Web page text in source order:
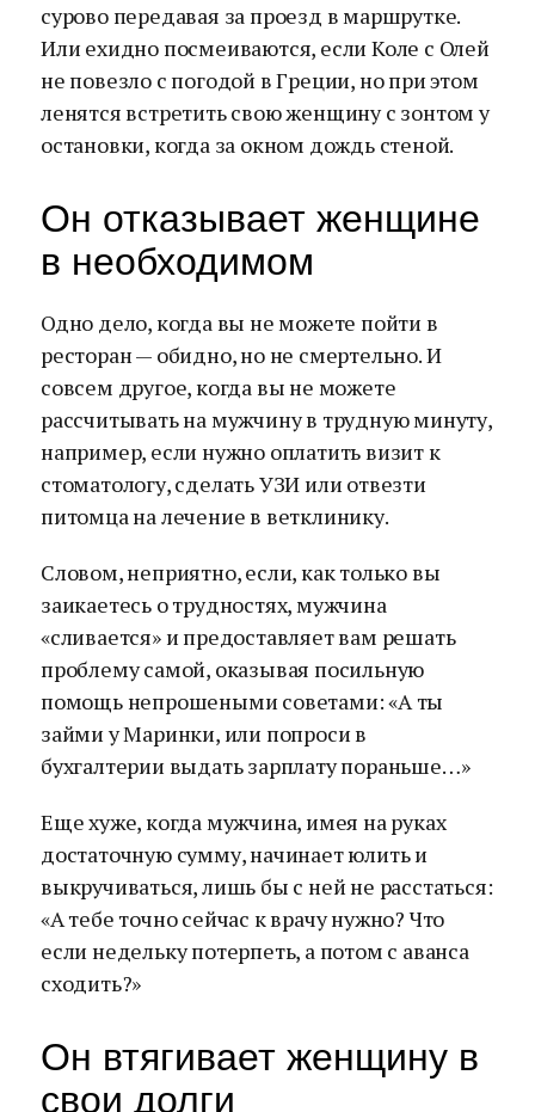
сурово передавая за проезд в маршрутке.
Или ехидно посмеиваются, если Коле с Олей
не повезло с погодой в Греции, но при этом
ленятся встретить свою женщину с зонтом у
остановки, когда за окном дождь стеной.
Он отказывает женщине
в необходимом
Одно дело, когда вы не можете пойти в
ресторан — обидно, но не смертельно. И
совсем другое, когда вы не можете
рассчитывать на мужчину в трудную минуту,
например, если нужно оплатить визит к
стоматологу, сделать УЗИ или отвезти
питомца на лечение в ветклинику.
Словом, неприятно, если, как только вы
заикаетесь о трудностях, мужчина
«сливается» и предоставляет вам решать
проблему самой, оказывая посильную
помощь непрошеными советами: «А ты
займи у Маринки, или попроси в
бухгалтерии выдать зарплату пораньше…»
Еще хуже, когда мужчина, имея на руках
достаточную сумму, начинает юлить и
выкручиваться, лишь бы с ней не расстаться:
«А тебе точно сейчас к врачу нужно? Что
если недельку потерпеть, а потом с аванса
сходить?»
Он втягивает женщину в
свои долги